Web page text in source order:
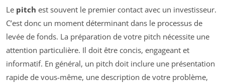
Le pitch est souvent le premier contact avec un investisseur.
C’est donc un moment déterminant dans le processus de
levée de fonds. La préparation de votre pitch nécessite une
attention particulière. Il doit être concis, engageant et
informatif. En général, un pitch doit inclure une présentation
rapide de vous-même, une description de votre problème,